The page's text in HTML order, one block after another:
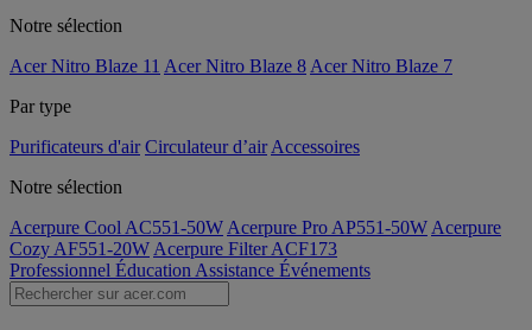
Notre sélection
Acer Nitro Blaze 11 Acer Nitro Blaze 8 Acer Nitro Blaze 7
Par type
Purificateurs d'air Circulateur d’air Accessoires
Notre sélection
Acerpure Cool AC551-50W Acerpure Pro AP551-50W Acerpure
Cozy AF551-20W Acerpure Filter ACF173
Professionnel Éducation Assistance Événements